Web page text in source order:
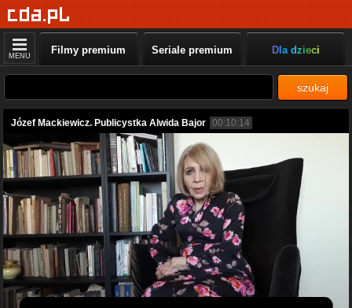
MENU Filmy premium Seriale premium Dla dzieci
szukaj
Józef Mackiewicz. Publicystka Alwida Bajor 00:10:14